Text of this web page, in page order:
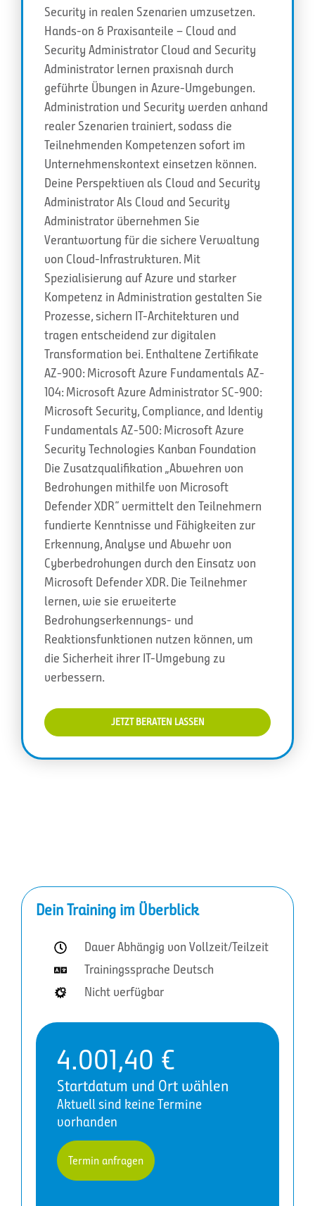
Security in realen Szenarien umzusetzen.
Hands-on & Praxisanteile – Cloud and
Security Administrator Cloud and Security
Administrator lernen praxisnah durch
geführte Übungen in Azure-Umgebungen.
Administration und Security werden anhand
realer Szenarien trainiert, sodass die
Teilnehmenden Kompetenzen sofort im
Unternehmenskontext einsetzen können.
Deine Perspektiven als Cloud and Security
Administrator Als Cloud and Security
Administrator übernehmen Sie
Verantwortung für die sichere Verwaltung
von Cloud-Infrastrukturen. Mit
Spezialisierung auf Azure und starker
Kompetenz in Administration gestalten Sie
Prozesse, sichern IT-Architekturen und
tragen entscheidend zur digitalen
Transformation bei. Enthaltene Zertifikate
AZ-900: Microsoft Azure Fundamentals AZ-
104: Microsoft Azure Administrator SC-900:
Microsoft Security, Compliance, and Identiy
Fundamentals AZ-500: Microsoft Azure
Security Technologies Kanban Foundation
Die Zusatzqualifikation „Abwehren von
Bedrohungen mithilfe von Microsoft
Defender XDR“ vermittelt den Teilnehmern
fundierte Kenntnisse und Fähigkeiten zur
Erkennung, Analyse und Abwehr von
Cyberbedrohungen durch den Einsatz von
Microsoft Defender XDR. Die Teilnehmer
lernen, wie sie erweiterte
Bedrohungserkennungs- und
Reaktionsfunktionen nutzen können, um
die Sicherheit ihrer IT-Umgebung zu
verbessern.
JETZT BERATEN LASSEN
Dein Training im Überblick
Dauer Abhängig von Vollzeit/Teilzeit
Trainingssprache Deutsch
Nicht verfügbar
4.001,40 €
Startdatum und Ort wählen
Aktuell sind keine Termine
vorhanden
Termin anfragen